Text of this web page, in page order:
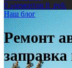
0 элементов 0 руб.
Наш блог
Ремонт
заправка